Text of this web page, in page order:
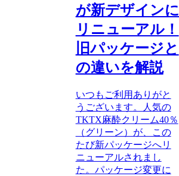
が新デザインに
リニューアル！
旧パッケージと
の違いを解説
いつもご利用ありがと
うございます。人気の
TKTX麻酔クリーム40％
（グリーン）が、この
たび新パッケージへリ
ニューアルされまし
た。パッケージ変更に